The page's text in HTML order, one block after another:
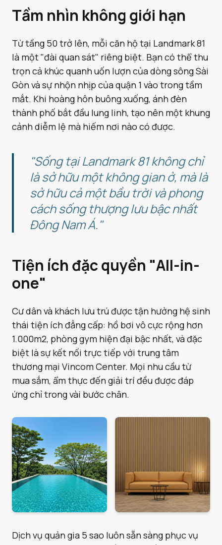
Tầm nhìn không giới hạn
Từ tầng 50 trở lên, mỗi căn hộ tại Landmark 81
là một "đài quan sát" riêng biệt. Bạn có thể thu
trọn cả khúc quanh uốn lượn của dòng sông Sài
Gòn và sự nhộn nhịp của quận 1 vào trong tầm
mắt. Khi hoàng hôn buông xuống, ánh đèn
thành phố bắt đầu lung linh, tạo nên một khung
cảnh diễm lệ mà hiếm nơi nào có được.
"Sống tại Landmark 81 không chỉ
là sở hữu một không gian ở, mà là
sở hữu cả một bầu trời và phong
cách sống thượng lưu bậc nhất
Đông Nam Á."
Tiện ích đặc quyền "All-in-
one"
Cư dân và khách lưu trú được tận hưởng hệ sinh
thái tiện ích đẳng cấp: hồ bơi vô cực rộng hơn
1.000m2, phòng gym hiện đại bậc nhất, và đặc
biệt là sự kết nối trực tiếp với trung tâm
thương mại Vincom Center. Mọi nhu cầu từ
mua sắm, ẩm thực đến giải trí đều được đáp
ứng chỉ trong vài bước chân.
Dịch vụ quản gia 5 sao luôn sẵn sàng phục vụ